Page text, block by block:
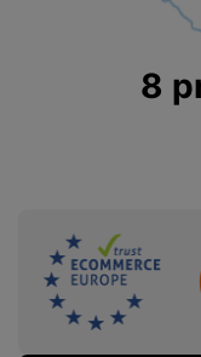
8
Sdružení